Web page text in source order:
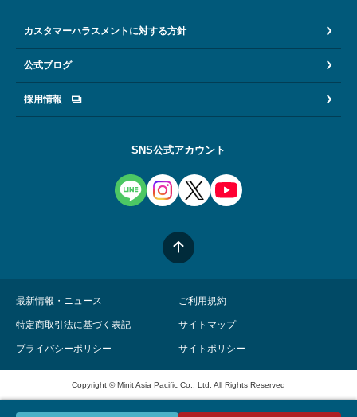
カスタマーハラスメントに対する方針
公式ブログ
採用情報
SNS公式アカウント
最新情報・ニュース ご利用規約
特定商取引法に基づく表記 サイトマップ
プライバシーポリシー サイトポリシー
Copyright © Minit Asia Pacific Co., Ltd. All Rights Reserved